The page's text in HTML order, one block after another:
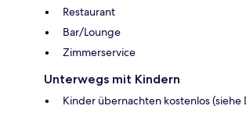
Restaurant
Bar/Lounge
Zimmerservice
Unterwegs mit Kindern
Kinder übernachten kostenlos (siehe